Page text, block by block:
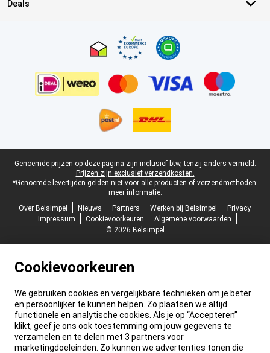
Deals
Juridische voettekst
Genoemde prijzen op deze pagina zijn inclusief btw, tenzij anders vermeld.
Prijzen zijn exclusief verzendkosten.
*Genoemde levertijden gelden niet voor alle producten of verzendmethoden:
meer informatie.
Over Belsimpel
Nieuws Partners Werken bij Belsimpel
Privacy
Impressum
Cookievoorkeuren
Algemene voorwaarden
© 2026 Belsimpel
Cookievoorkeuren
We gebruiken cookies en vergelijkbare technieken om je beter
en persoonlijker te kunnen helpen. Zo plaatsen we altijd
functionele en analytische cookies. Als je op “Accepteren”
klikt, geef je ons ook toestemming om jouw gegevens te
verzamelen en te delen met 3 partners voor
marketingdoeleinden. Zo kunnen we advertenties tonen die